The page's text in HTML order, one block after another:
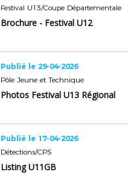
Festival U13/Coupe Départementale
Brochure - Festival U12
Publié le 29-04-2026
Pôle Jeune et Technique
Photos Festival U13 Régional
Publié le 17-04-2026
Détections/CPS
Listing U11GB